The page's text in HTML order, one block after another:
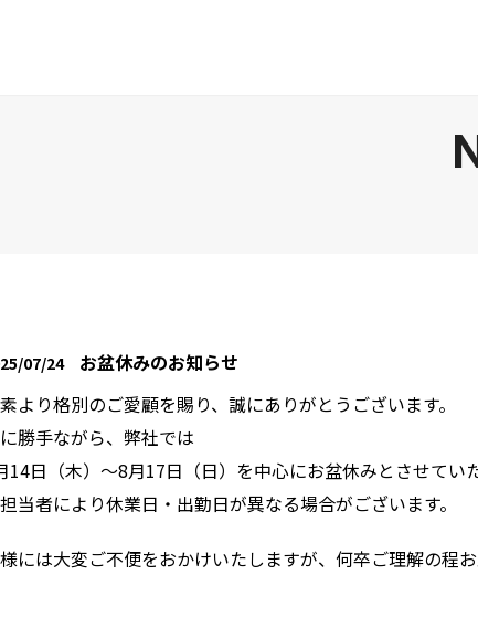
07/24
お盆休みのお知らせ
より格別のご愛顧を賜り、誠にありがとうございます。
勝手ながら、弊社では
14日（木）〜8月17日（日）を中心にお盆休みとさせてい
当者により休業日・出勤日が異なる場合がございます。
には大変ご不便をおかけいたしますが、何卒ご理解の程お